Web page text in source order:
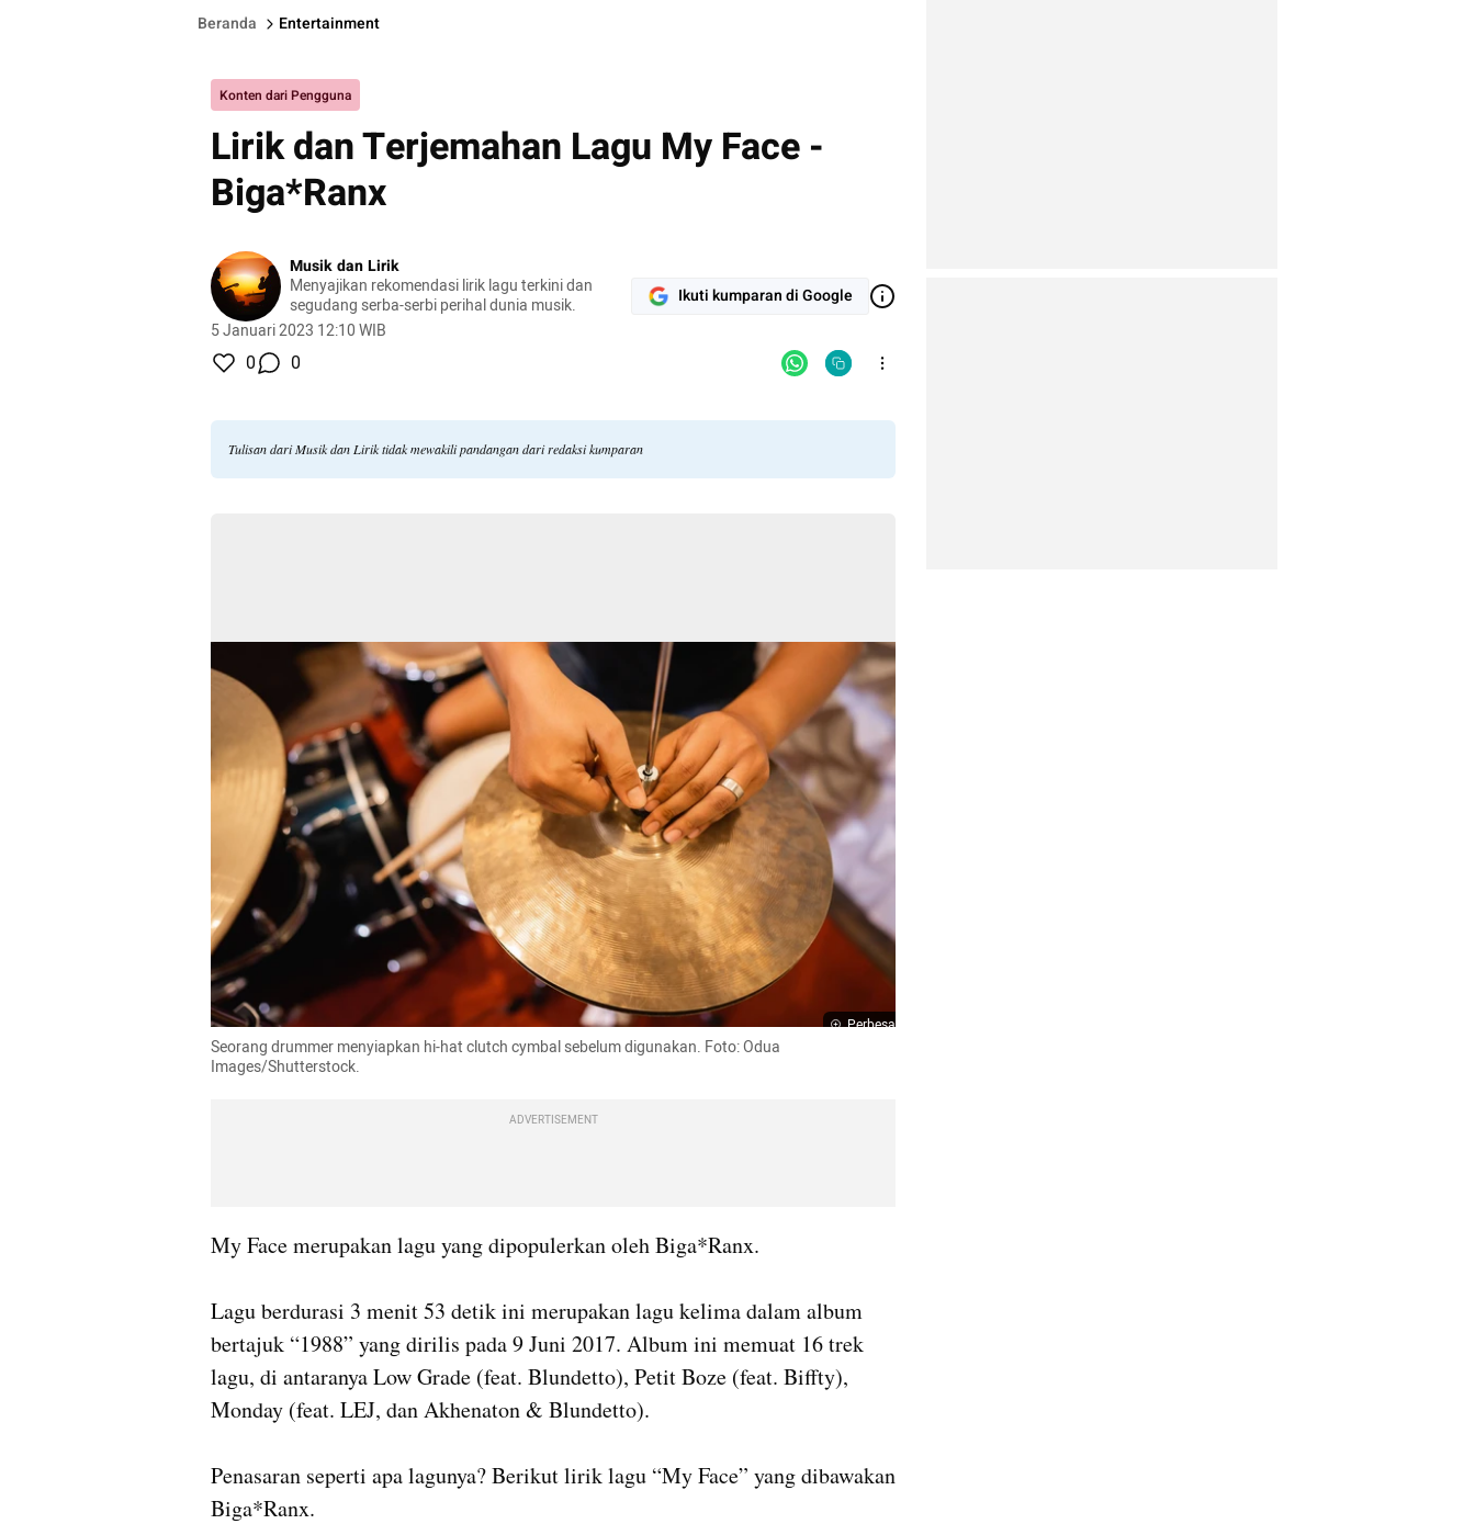
Beranda Entertainment
Konten dari Pengguna
Lirik dan Terjemahan Lagu My Face -
Biga*Ranx
Musik dan Lirik
Menyajikan rekomendasi lirik lagu terkini dan
segudang serba-serbi perihal dunia musik.
5 Januari 2023 12:10 WIB
Ikuti kumparan di Google
0 0
Tulisan dari Musik dan Lirik tidak mewakili pandangan dari redaksi kumparan
Perbesar
Seorang drummer menyiapkan hi-hat clutch cymbal sebelum digunakan. Foto: Odua
Images/Shutterstock.
ADVERTISEMENT
My Face merupakan lagu yang dipopulerkan oleh Biga*Ranx.
Lagu berdurasi 3 menit 53 detik ini merupakan lagu kelima dalam album
bertajuk “1988” yang dirilis pada 9 Juni 2017. Album ini memuat 16 trek
lagu, di antaranya Low Grade (feat. Blundetto), Petit Boze (feat. Biffty),
Monday (feat. LEJ, dan Akhenaton & Blundetto).
Penasaran seperti apa lagunya? Berikut lirik lagu “My Face” yang dibawakan
Biga*Ranx.